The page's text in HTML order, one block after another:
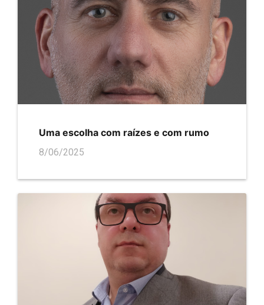
Uma escolha com raízes e com rumo
8/06/2025